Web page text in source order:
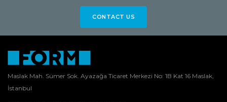
CONTACT US
Maslak Mah. Sümer Sok. Ayazağa Ticaret Merkezi No: 1B Kat 16 Maslak,
İstanbul